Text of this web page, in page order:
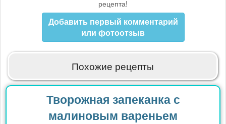
рецепта!
Добавить первый комментарий
или фотоотзыв
Похожие рецепты
Творожная запеканка с
малиновым вареньем